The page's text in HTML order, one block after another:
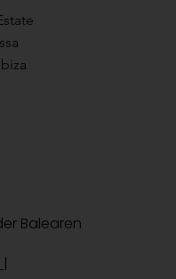
Balearen
|